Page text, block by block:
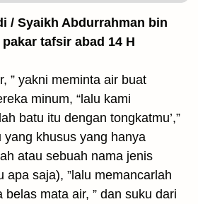
/ Syaikh Abdurrahman bin
tafsir abad 14 H
” yakni meminta air buat
minum, “lalu kami
batu itu dengan tongkatmu’,”
yang khusus yang hanya
atau sebuah nama jenis
apa saja), ”lalu memancarlah
belas mata air, ” dan suku dari